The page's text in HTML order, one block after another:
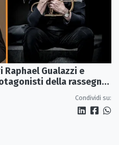
Gualazzi e
della rassegna
Condividi su: